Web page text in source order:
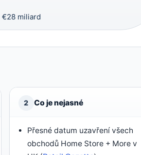
€28 miliard
2 Co je nejasné
Přesné datum uzavření všech
obchodů Home Store + More v